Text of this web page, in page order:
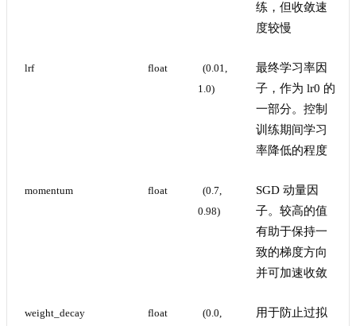
练，但收敛速
度较慢
lrf float
(0.01,
1.0)
最终学习率因
子，作为 lr0 的
一部分。控制
训练期间学习
率降低的程度
momentum float
(0.7,
0.98)
SGD 动量因
子。较高的值
有助于保持一
致的梯度方向
并可加速收敛
weight_decay float
(0.0,
用于防止过拟